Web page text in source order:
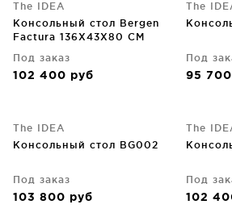
The IDEA
Консольный стол Bergen
Factura 136X43X80 CM
Под заказ
102 400 руб
The
Под
95 700
The IDEA
Консольный стол BG002
Под заказ
103 800 руб
The
Под
102